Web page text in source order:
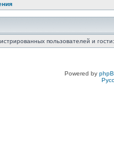
пользователей и
Powered by